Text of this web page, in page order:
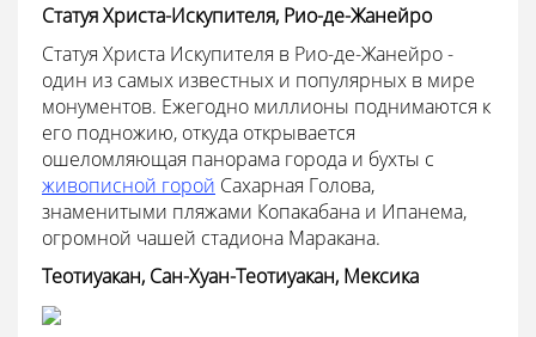
Статуя Христа-Искупителя, Рио-де-Жанейро
Статуя Христа Искупителя в Рио-де-Жанейро -
один из самых известных и популярных в мире
монументов. Ежегодно миллионы поднимаются к
его подножию, откуда открывается
ошеломляющая панорама города и бухты с
живописной горой Сахарная Голова,
знаменитыми пляжами Копакабана и Ипанема,
огромной чашей стадиона Маракана.
Теотиуакан, Сан-Хуан-Теотиуакан, Мексика